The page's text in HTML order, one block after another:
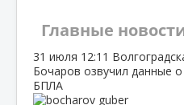
Главные
31 июля 12:11
Бочаров озвучил данные
БПЛА